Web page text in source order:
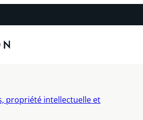
propriété intellectuelle et